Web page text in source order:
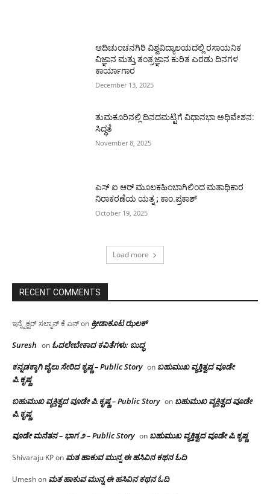
ಆದಿಚುಂಚನಗಿರಿ ವಿಶ್ವವಿದ್ಯಾಲಯದಲ್ಲಿ ರಸಾಯನಿಕ
ವಿಜ್ಞಾನ ಮತ್ತು ತಂತ್ರಜ್ಞಾನ ಕುರಿತ ಎರಡು ದಿನಗಳ
ಕಾರ್ಯಾಗಾರ
December 13, 2025
ತುಮಕೂರಿನಲ್ಲಿ ದಿನದಮಟ್ಟಿಗೆ ವಿಧಾನಭಾ ಅಧಿವೇಶನ:
ಸಿದ್ಧತೆ
November 8, 2025
ಎಸ್ ಐ ಆರ್ ಮೂಲಕಹಿಂಬಾಗಿಲಿಂದ ಮತಾಧಿಕಾರ
ನಿರಾಕರಣೆಯ ಯತ್ನ ; ಕಾಂ.ಪ್ರಕಾಶ್
October 19, 2025
Load more
RECENT COMMENTS
ಇನ್ಸ್ಪೆಕ್ಟರ್ ಸಲ್ಮಾನ್ ಕೆ ಎನ್on ಕ್ರೀಡಾಕೂಟ ಝಲಕ್
Suresh on ಓದಲೇಬೇಕಾದ‌ ಕವಿತೆಗಳು: ಬುದ್ಧ
ಕನ್ನಡಕ್ಕಾಗಿ ಜೈಲು ಸೇರಿದ ಕೃಷ್ಣ – Public Story on ಬಹುಮುಖ ವ್ಯಕ್ತಿತ್ವದ ವೂಡೇ
ಪಿ.ಕೃಷ್ಣ
ಬಹುಮುಖ ವ್ಯಕ್ತಿತ್ವದ ವೂಡೇ ಪಿ.ಕೃಷ್ಣ – Public Story on ಬಹುಮುಖ ವ್ಯಕ್ತಿತ್ವದ ವೂಡೇ
ಪಿ.ಕೃಷ್ಣ
ವೂಡೇ ಮನೆತನ – ಭಾಗ ೨ – Public Story on ಬಹುಮುಖ ವ್ಯಕ್ತಿತ್ವದ ವೂಡೇ ಪಿ.ಕೃಷ್ಣ
Shivaraju KPon ಮತ ಹಾಕುವ ಮುನ್ನ ಈ ಹಸಿವಿನ ಕಥನ ಓದಿ
Umeshon ಮತ ಹಾಕುವ ಮುನ್ನ ಈ ಹಸಿವಿನ ಕಥನ ಓದಿ